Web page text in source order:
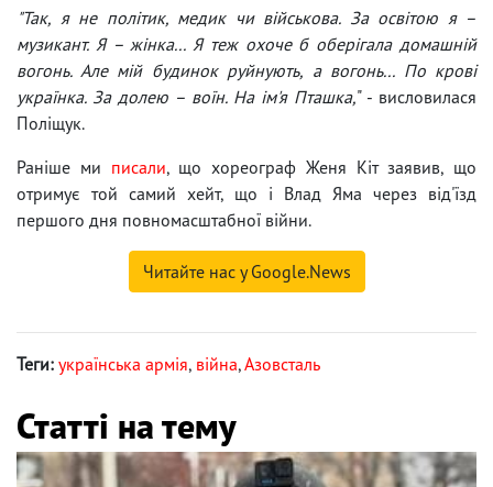
"Так, я не політик, медик чи військова. За освітою я –
музикант. Я – жінка... Я теж охоче б оберігала домашній
вогонь. Але мій будинок руйнують, а вогонь... По крові
українка. За долею – воїн. На ім'я Пташка," - висловилася
Поліщук.
Раніше ми писали, що хореограф Женя Кіт заявив, що
отримує той самий хейт, що і Влад Яма через від'їзд
першого дня повномасштабної війни.
Читайте нас у Google.News
Теги: українська армія, війна,Азовсталь
Статті на тему